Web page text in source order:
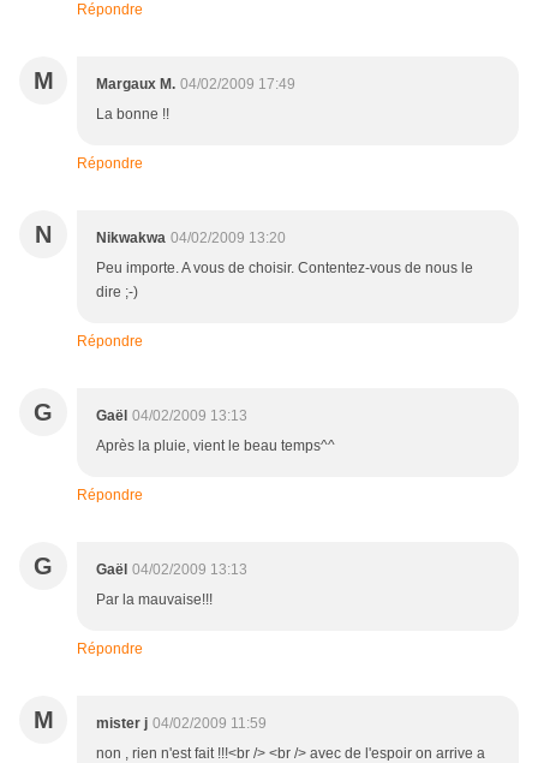
Répondre
M Margaux M. 04/02/2009 17:49
La bonne !!
Répondre
N Nikwakwa 04/02/2009 13:20
Peu importe. A vous de choisir. Contentez-vous de nous le
dire ;-)
Répondre
G Gaël 04/02/2009 13:13
Après la pluie, vient le beau temps^^
Répondre
G Gaël 04/02/2009 13:13
Par la mauvaise!!!
Répondre
M mister j 04/02/2009 11:59
non , rien n'est fait !!!<br /> <br /> avec de l'espoir on arrive a